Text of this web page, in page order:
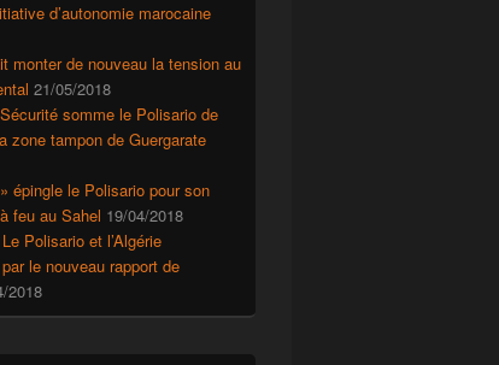
d’autonomie marocaine
monter de nouveau la tension au
21/05/2018
somme le Polisario de
zone tampon de Guergarate
épingle le Polisario pour son
feu au Sahel 19/04/2018
Polisario et l’Algérie
le nouveau rapport de
2018